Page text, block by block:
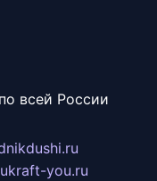
всей России
kraft-you.ru